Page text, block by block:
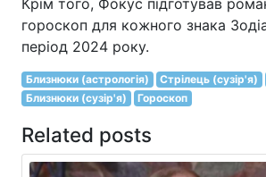
Крім того, Фокус підготував
гороскоп для кожного знака
період 2024 року.
Близнюки (астрологія) Стрілець (сузір'я)
Близнюки (сузір'я)
Гороскоп
Related posts